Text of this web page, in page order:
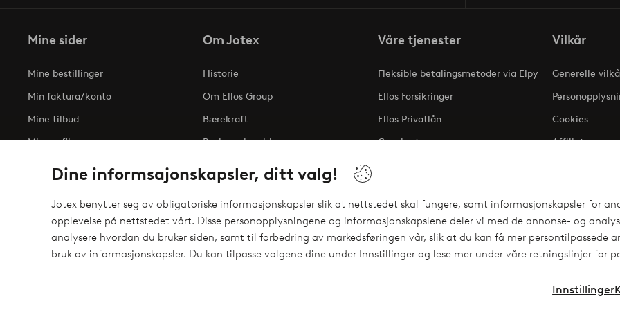
Dine informsajonskapsler, ditt valg!
Jotex benytter seg av obligatoriske informasjonskapsler slik at nettstedet skal fungere, samt informasjonskapsler for
opplevelse på nettstedet vårt. Disse personopplysningene og informasjonskapslene deler vi med de annonse- og
analysere hvordan du bruker siden, samt til forbedring av markedsføringen vår, slik at du kan få mer persontilpassede
bruk av informasjonskapsler. Du kan tilpasse valgene dine under Innstillinger og lese mer under våre retningslinjer for
Innstillinger
Mine sider
Mine bestillinger
Min faktura/konto
Mine tilbud
Min profil
Om Jotex
Historie
Om Ellos Group
Bærekraft
Business inquiries
Tilgjengelighetserklæring
Våre tjenester
Fleksible betalingsmetoder via Elpy
Ellos Forsikringer
Ellos Privatlån
Gavekort
Vilkår
Generelle
Cookies
Affiliate
Sikre betalinger - Betal direkte eller del opp
Vil du vite mer om våre betalingsalternativer elpy
Instagram